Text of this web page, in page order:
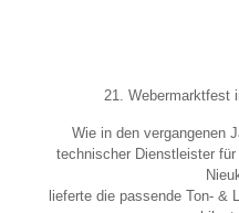
21. Webermarktfest
Wie in den vergangenen
technischer Dienstleister
lieferte die passende Ton-